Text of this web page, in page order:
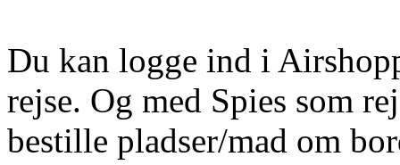
Du kan logge ind i
rejse. Og med Spies som
bestille pladser/mad om